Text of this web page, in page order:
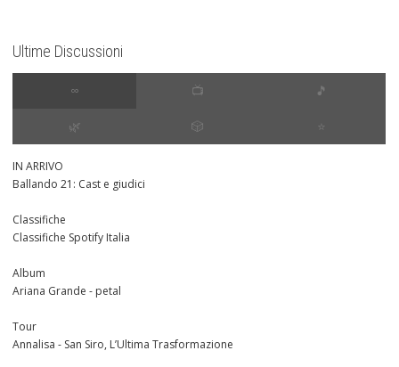
Ultime Discussioni
∞ 📺 🎵
🌿 🎲 ⭐️
IN ARRIVO
Ballando 21: Cast e giudici
Classifiche
Classifiche Spotify Italia
Album
Ariana Grande - petal
Tour
Annalisa - San Siro, L’Ultima Trasformazione